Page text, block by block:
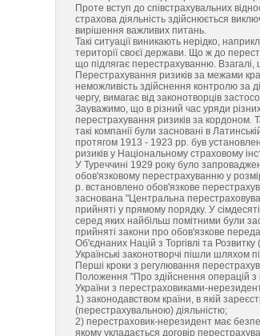
Проте вступ до співстрахувальних
страхова діяльність здійснюється
вирішення важливих питань.
Такі ситуації виникають нерідко,
території своєї держави. Що ж до
що підлягає перестрахуванню.
Перестрахування ризиків за межами
неможливість здійснення контролю за
чергу, вимагає від законотворців
Зауважимо, що в різний час уряди
перестрахування ризиків за кордоном.
такі компанії були засновані в
протягом 1913 - 1923 pp. був
ризиків у Національному страховому
У Туреччині 1929 року було
обов'язковому перестрахуванню у
p. встановлено обов'язкове
заснована "Центральна
прийняті у прямому порядку. У
серед яких найбільш помітними були
прийняті закони про обов'язкове
Об'єднаних Націй з Торгівлі та
Українські законотворчі пішли шляхом
Перші кроки з регулювання
Положення "Про здійснення операцій
України з перестраховиками-
1) законодавством країни, в якій
(перестрахувальною) діяльністю;
2) перестраховик-нерезидент має
якому укладається договір